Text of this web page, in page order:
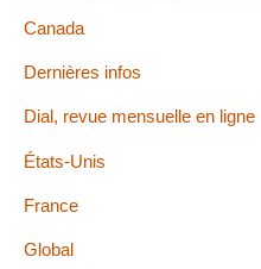
Canada
Dernières infos
Dial, revue mensuelle en ligne
États-Unis
France
Global